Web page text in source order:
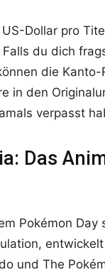
Dollar pro
du dich
die
in den
verpasst
Das
Pokémon
und The